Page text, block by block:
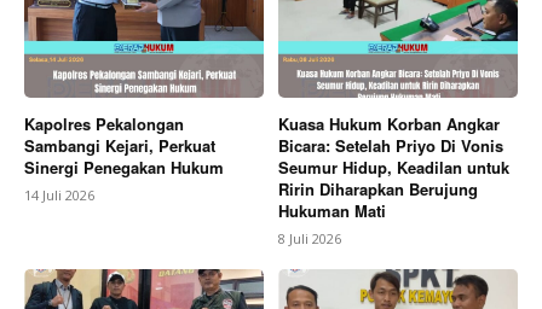
Kapolres Pekalongan
Sambangi Kejari, Perkuat
Sinergi Penegakan Hukum
14 Juli 2026
Kuasa Hukum Korban Angkar
Bicara: Setelah Priyo Di Vonis
Seumur Hidup, Keadilan untuk
Ririn Diharapkan Berujung
Hukuman Mati
8 Juli 2026